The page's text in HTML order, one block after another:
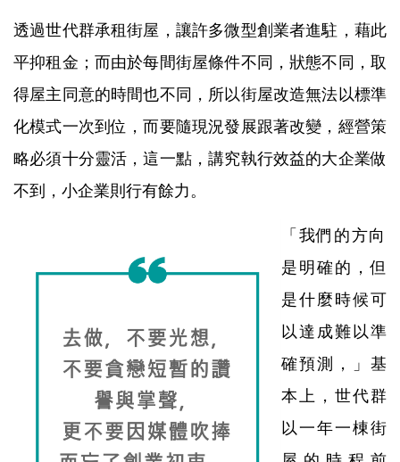
透過世代群承租街屋，讓許多微型創業者進駐，藉此
平抑租金；而由於每間街屋條件不同，狀態不同，取
得屋主同意的時間也不同，所以街屋改造無法以標準
化模式一次到位，而要隨現況發展跟著改變，經營策
略必須十分靈活，這一點，講究執行效益的大企業做
不到，小企業則行有餘力。
「我們的方向
是明確的，但
是什麼時候可
以達成難以準
確預測，」基
本上，世代群
以一年一棟街